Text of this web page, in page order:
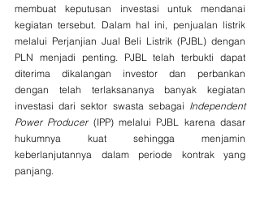
membuat keputusan investasi untuk mendanai
kegiatan tersebut. Dalam hal ini, penjualan listrik
melalui Perjanjian Jual Beli Listrik (PJBL) dengan
PLN menjadi penting. PJBL telah terbukti dapat
diterima dikalangan investor dan perbankan
dengan telah terlaksananya banyak kegiatan
investasi dari sektor swasta sebagai Independent
Power Producer (IPP) melalui PJBL karena dasar
hukumnya kuat sehingga menjamin
keberlanjutannya dalam periode kontrak yang
panjang.